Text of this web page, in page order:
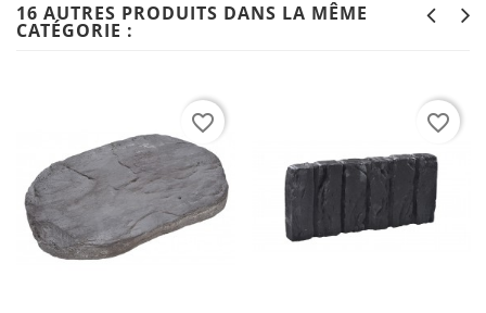
16 AUTRES PRODUITS DANS LA MÊME
CATÉGORIE :
favorite_border favorite_border